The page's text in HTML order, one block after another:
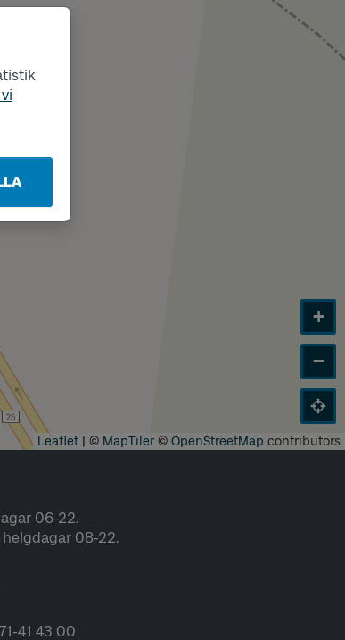
+
−
Leaflet | © MapTiler© OpenStreetMap contributors
06-22.
08-22.
41 43 00